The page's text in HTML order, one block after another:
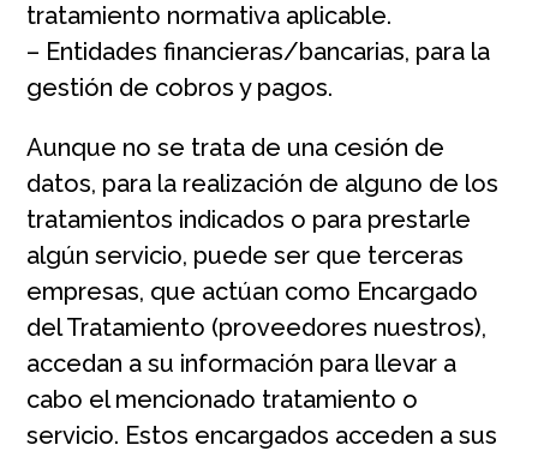
tratamiento normativa aplicable.
– Entidades financieras/bancarias, para la
gestión de cobros y pagos.
Aunque no se trata de una cesión de
datos, para la realización de alguno de los
tratamientos indicados o para prestarle
algún servicio, puede ser que terceras
empresas, que actúan como Encargado
del Tratamiento (proveedores nuestros),
accedan a su información para llevar a
cabo el mencionado tratamiento o
servicio. Estos encargados acceden a sus